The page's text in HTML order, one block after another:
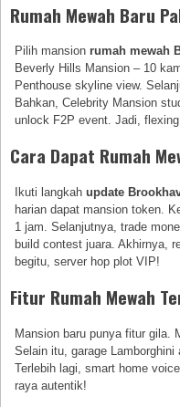
Rumah Mewah Baru
Pilih mansion rumah mewah
Beverly Hills Mansion – 10
Penthouse skyline view.
Bahkan, Celebrity Mansion
unlock F2P event. Jadi,
Cara Dapat Rumah
Ikuti langkahupdate
harian dapat mansion token.
1 jam. Selanjutnya, trade
build contest juara. Akhirnya,
begitu, server hop plot VIP!
Fitur Rumah Mewah
Mansion baru punya fitur gila.
Selain itu, garage
Terlebih lagi, smart home
raya autentik!